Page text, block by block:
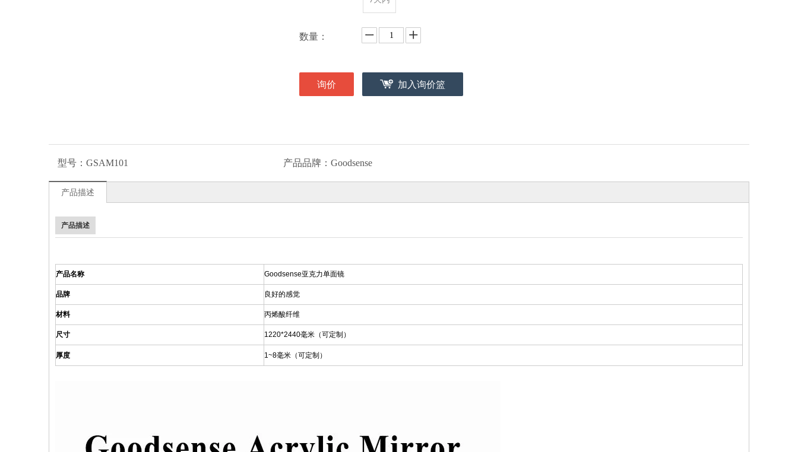
数量：
询价 加入询价篮
型号： GSAM101 产品品牌： Goodsense
产品描述
产品描述
产品名称 Goodsense亚克力单面镜
品牌 良好的感觉
材料 丙烯酸纤维
尺寸 1220*2440毫米（可定制）
厚度 1~8毫米（可定制）